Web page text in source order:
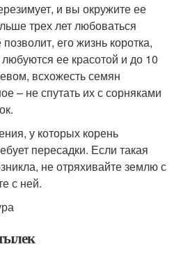
и вы окружите ее
трех лет любоваться
его жизнь коротка,
ее красотой и до 10
всхожесть семян
– не спутать их с сорняками
у которых корень
пересадки. Если такая
не отряхивайте землю с
с ней.